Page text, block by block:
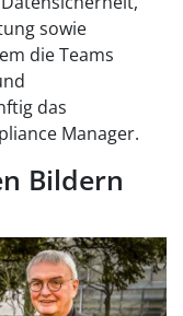
sowie
die Teams
das
Manager.
Bildern